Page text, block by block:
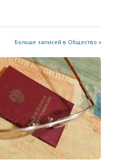
Больше записей в Общество »